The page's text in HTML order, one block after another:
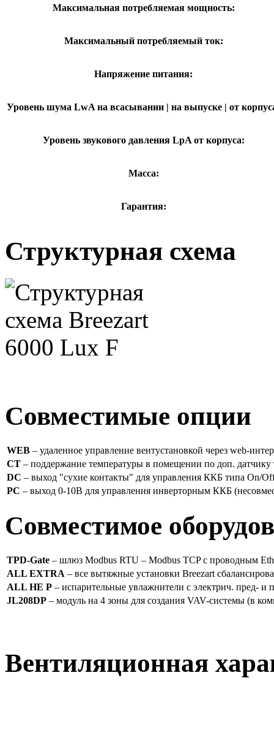
Максимальная потребляемая мощность:
Максимальный потребляемый ток:
Напряжение питания:
Уровень шума LwA на всасывании | на выпуске | от
Уровень звукового давления LpA от корпуса:
Масса:
Гарантия:
Структурная схема
Совместимые опции
WEB – удаленное управление вентустановкой через web-
CT – поддержание температуры в помещении по доп. датчику
DC – выход "сухие контакты" для управления ККБ типа On/
PC – выход 0-10В для управления инверторным ККБ
Совместимое
TPD-Gate – шлюз Modbus RTU – Modbus TCP с проводным
ALL EXTRA – все вытяжные установки Breezart
ALL HE P – испарительные увлажнители с электрич. пред-
JL208DP – модуль на 4 зоны для создания VAV-системы (в
Вентиляционная